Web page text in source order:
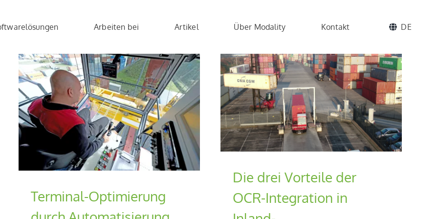
Arbeiten bei Artikel Über Modality Kontakt DE
Terminal-Optimierung
Die drei Vorteile der OCR-
Integration in Inland-
Containerterminals
Blog-de
Die drei Vorteile der
OCR-Integration in